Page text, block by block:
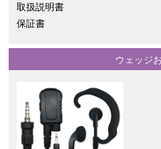
取扱説明書
保証書
ウェッジ